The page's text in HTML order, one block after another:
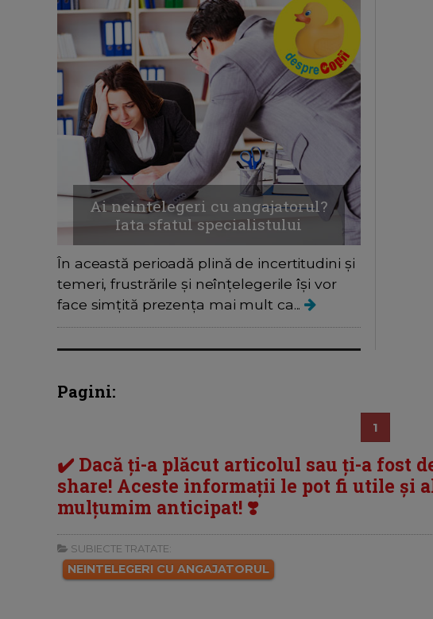
Ai neintelegeri cu angajatorul?
Iata sfatul specialistului
În această perioadă plină de incertitudini și
temeri, frustrările și neînțelegerile își vor
face simțită prezența mai mult ca...
Pagini:
1
✔️ Dacă ți-a plăcut articolul sau ți-a fost
share! Aceste informații le pot fi utile și
mulțumim anticipat! ❣️
SUBIECTE TRATATE:
NEINTELEGERI CU ANGAJATORUL